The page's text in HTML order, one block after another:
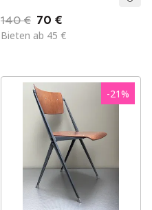
140 € 70 €
Bieten ab 45 €
-21%